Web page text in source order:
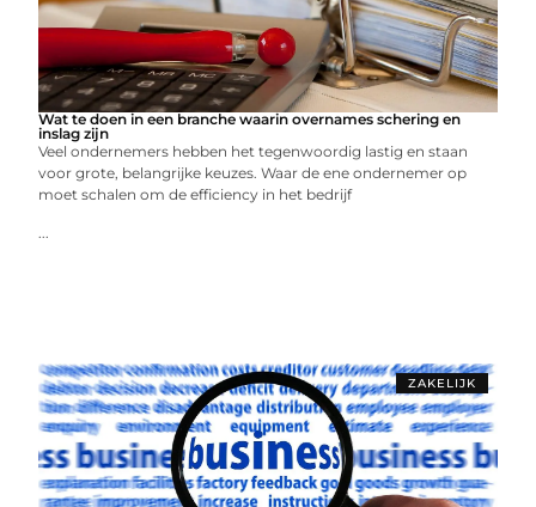
Wat te doen in een branche waarin overnames schering en
inslag zijn
Veel ondernemers hebben het tegenwoordig lastig en staan
voor grote, belangrijke keuzes. Waar de ene ondernemer op
moet schalen om de efficiency in het bedrijf
...
ZAKELIJK